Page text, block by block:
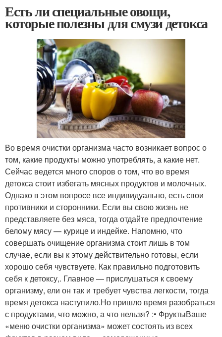
Есть ли специальные овощи,
которые полезны для смузи детокса
Во время очистки организма часто возникает вопрос о
том, какие продукты можно употреблять, а какие нет.
Сейчас ведется много споров о том, что во время
детокса стоит избегать мясных продуктов и молочных.
Однако в этом вопросе все индивидуально, есть свои
противники и сторонники. Если вы свою жизнь не
представляете без мяса, тогда отдайте предпочтение
белому мясу — курице и индейке. Напомню, что
совершать очищение организма стоит лишь в том
случае, если вы к этому действительно готовы, если
хорошо себя чувствуете. Как правильно подготовить
себя к детоксу,. Главное — прислушаться к своему
организму, ели он так и требует чувства легкости, тогда
время детокса наступило.Но пришло время разобраться
с продуктами, что можно, а что нельзя? :• ФруктыВаше
«меню очистки организма» может состоять из всех